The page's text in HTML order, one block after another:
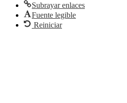
Subrayar enlaces
Fuente legible
Reiniciar